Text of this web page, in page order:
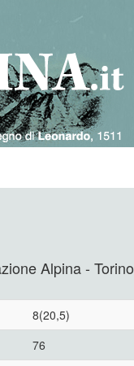
Alpina - Torino
8(20,5)
76